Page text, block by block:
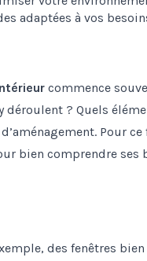
commence
déroulent ? Quels
Pour
bien comprendre ses
des fenêtres